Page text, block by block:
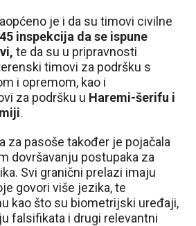
je i da su timovi civilne
inspekcija da se ispune
te da su u pripravnosti
timovi za podršku s
i opremom, kao i
za podršku u Haremi-šerifu i
.
za pasoše također je pojačala
dovršavanju postupaka za
Svi granični prelazi imaju
govori više jezika, te
kao što su biometrijski uređaji,
falsifikata i drugi relevantni